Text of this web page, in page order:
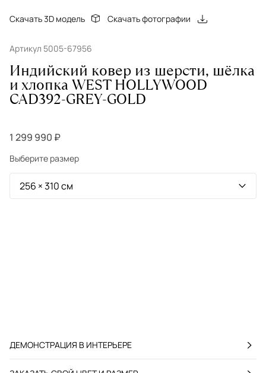
Скачать 3D модель Скачать фотографии
Артикул 5005-67956
Индийский ковер из шерсти, шёлка
и хлопка WEST HOLLYWOOD
CAD392-GREY-GOLD
1 299 990 ₽
Выберите размер
ДЕМОНСТРАЦИЯ В ИНТЕРЬЕРЕ